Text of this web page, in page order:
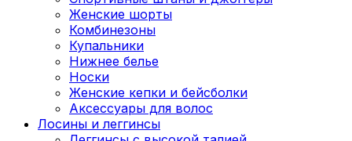
Женские шорты
Комбинезоны
Купальники
Нижнее белье
Носки
Женские кепки и бейсболки
Аксессуары для волос
Лосины и леггинсы